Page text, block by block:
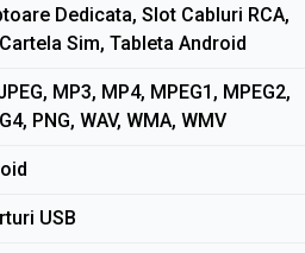
Dedicata, Slot Cabluri RCA,
Sim, Tableta Android
MP3, MP4, MPEG1, MPEG2,
PNG, WAV, WMA, WMV
USB